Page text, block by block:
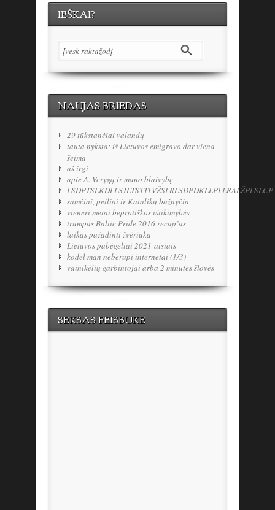
IEŠKAI?
NAUJAS BRIEDAS
29 tūkstančiai valandų
tauta nyksta: iš Lietuvos emigravo dar viena
šeima
aš irgi
apie A. Verygą ir mano blaivybę
LSDPTSLKDLLSJLTSTTLVŽSLRLSDPDKLLPLLRALŽPLSLCP
samčiai, peiliai ir Katalikų bažnyčia
vieneri metai beprotiškos ištikimybės
trumpas Baltic Pride 2016 recap’as
laikas pažadinti žvėriuką
Lietuvos pabėgėliai 2021-aisiais
kodėl man neberūpi internetai (1/3)
vainikėlių garbintojai arba 2 minutės šlovės
SEKSAS FEISBUKE